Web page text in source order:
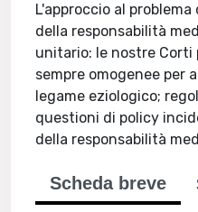
L'approccio al
della responsabilità
unitario: le nostre Corti
sempre omogenee per
legame eziologico;
questioni di policy
della responsabilità
Scheda breve